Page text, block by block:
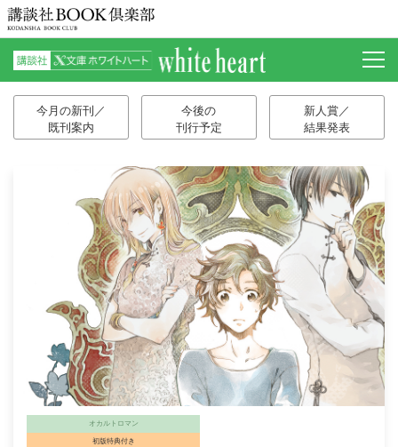
今月の新刊／
既刊案内
今後の
刊行予定
新人賞／
結果発表
オカルトロマン
初版特典付き